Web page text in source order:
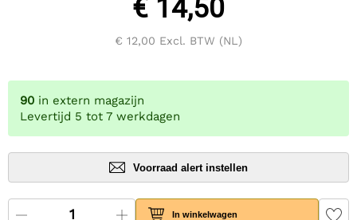
€ 14,50
€ 12,00 Excl. BTW (NL)
90 in extern magazijn
Levertijd 5 tot 7 werkdagen
Voorraad alert instellen
In winkelwagen